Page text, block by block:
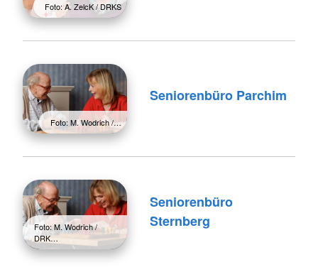
Foto: A. ZelcK / DRKS
Foto: M. Wodrich /…
Seniorenbüro Parchim
Foto: M. Wodrich /
DRK…
Seniorenbüro
Sternberg